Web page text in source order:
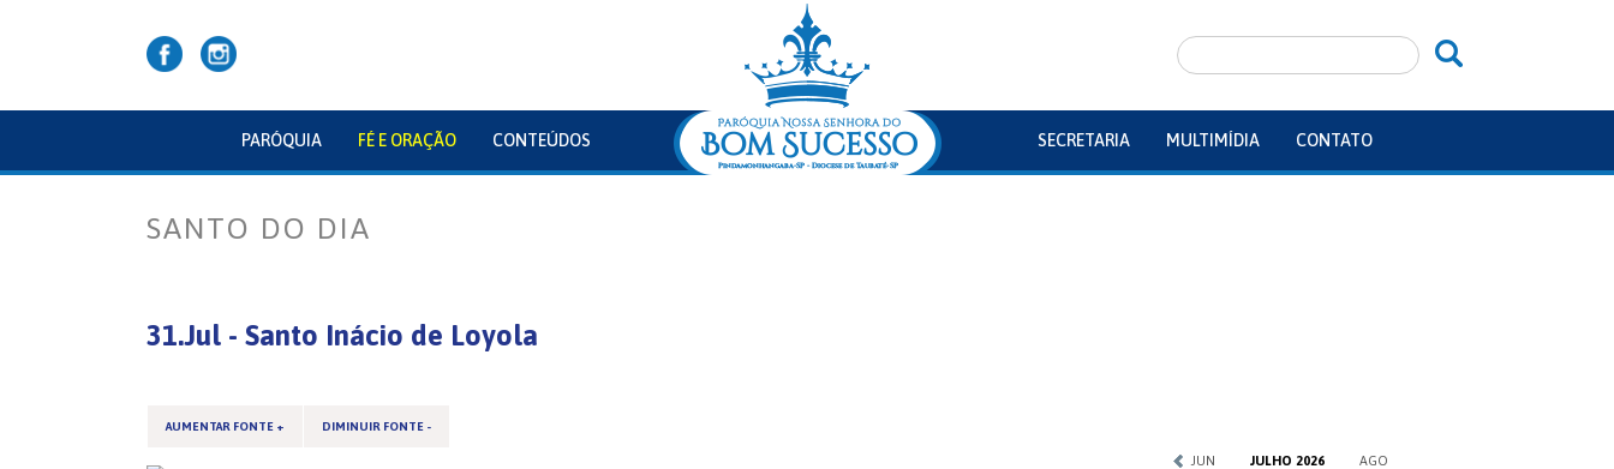
PARÓQUIA FÉ E ORAÇÃO CONTEÚDOS SECRETARIA MULTIMÍDIA CONTATO
SANTO DO DIA
31.Jul - Santo Inácio de Loyola
JUN JULHO 2026 AGO
AUMENTAR FONTE + DIMINUIR FONTE -